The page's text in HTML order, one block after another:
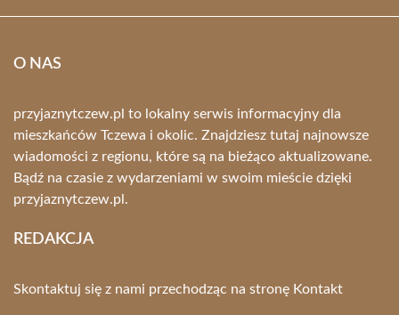
O NAS
przyjaznytczew.pl to lokalny serwis informacyjny dla
mieszkańców Tczewa i okolic. Znajdziesz tutaj najnowsze
wiadomości z regionu, które są na bieżąco aktualizowane.
Bądź na czasie z wydarzeniami w swoim mieście dzięki
przyjaznytczew.pl.
REDAKCJA
Skontaktuj się z nami przechodząc na stronę Kontakt